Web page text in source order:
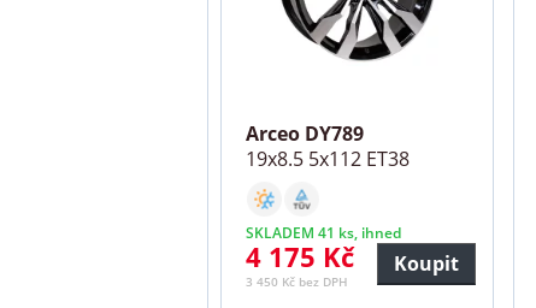
Arceo DY789
19x8.5 5x112 ET38
SKLADEM 41 ks, ihned
4 175 Kč
3 450 Kč bez DPH
Koupit